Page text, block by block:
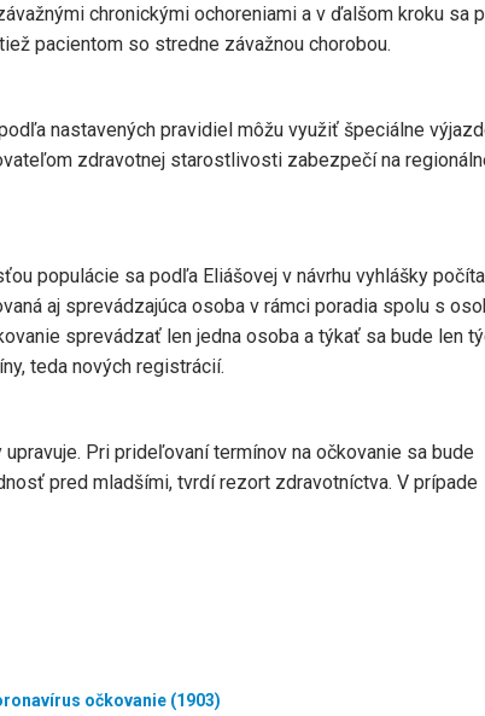
chronickými ochoreniami a v ďalšom kroku sa
pacientom so stredne závažnou chorobou.
nastavených pravidiel môžu využiť špeciálne
zdravotnej starostlivosti zabezpečí na
populácie sa podľa Eliášovej v návrhu vyhlášky
aj sprevádzajúca osoba v rámci poradia spolu s
sprevádzať len jedna osoba a týkať sa bude len
teda nových registrácií.
Pri prideľovaní termínov na očkovanie sa bude
pred mladšími, tvrdí rezort zdravotníctva. V prípade
očkovanie (1903)